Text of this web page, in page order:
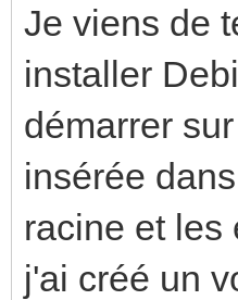
Je viens de
installer
démarrer
insérée
racine et les
j'ai créé un